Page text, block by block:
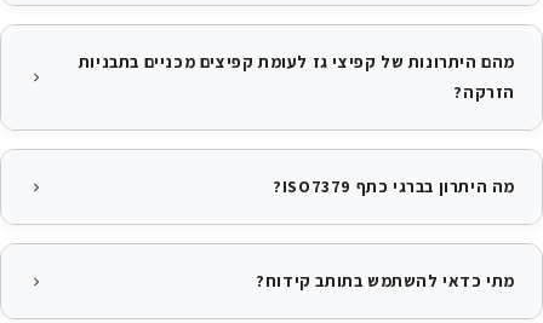
מהם היתרונות של קפיצי גז לעומת קפיצים מכניים בתבניות
הזרקה?
מה היתרון בברגי כתף ISO7379?
מתי כדאי להשתמש בתותב קידוח?